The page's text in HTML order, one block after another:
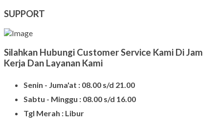
SUPPORT
Silahkan Hubungi Customer Service Kami Di Jam
Kerja Dan Layanan Kami
Senin - Juma'at : 08.00 s/d 21.00
Sabtu - Minggu : 08.00 s/d 16.00
Tgl Merah : Libur